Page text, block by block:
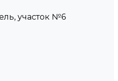
участок №6